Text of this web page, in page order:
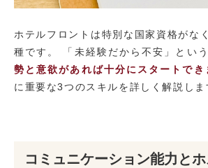
ホテルフロントは特別な国家資格がな
種です。 「未経験だから不安」とい
勢と意欲があれば十分にスタートでき
に重要な3つのスキルを詳しく解説しま
コミュニケーション能力と